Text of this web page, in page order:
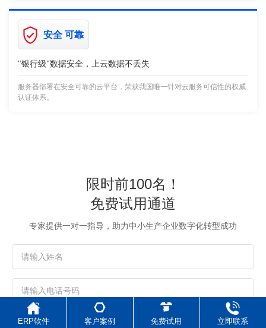
安全 可靠
"银行级"数据安全，上云数据不丢失
服务器部署在安全可靠的云平台，荣获我国唯一针对云服务可信性的权威
认证体系。
限时前100名！
免费试用通道
专家提供一对一指导，助力中小生产企业数字化转型成功
ERP软件 客户案例 免费试用 立即联系